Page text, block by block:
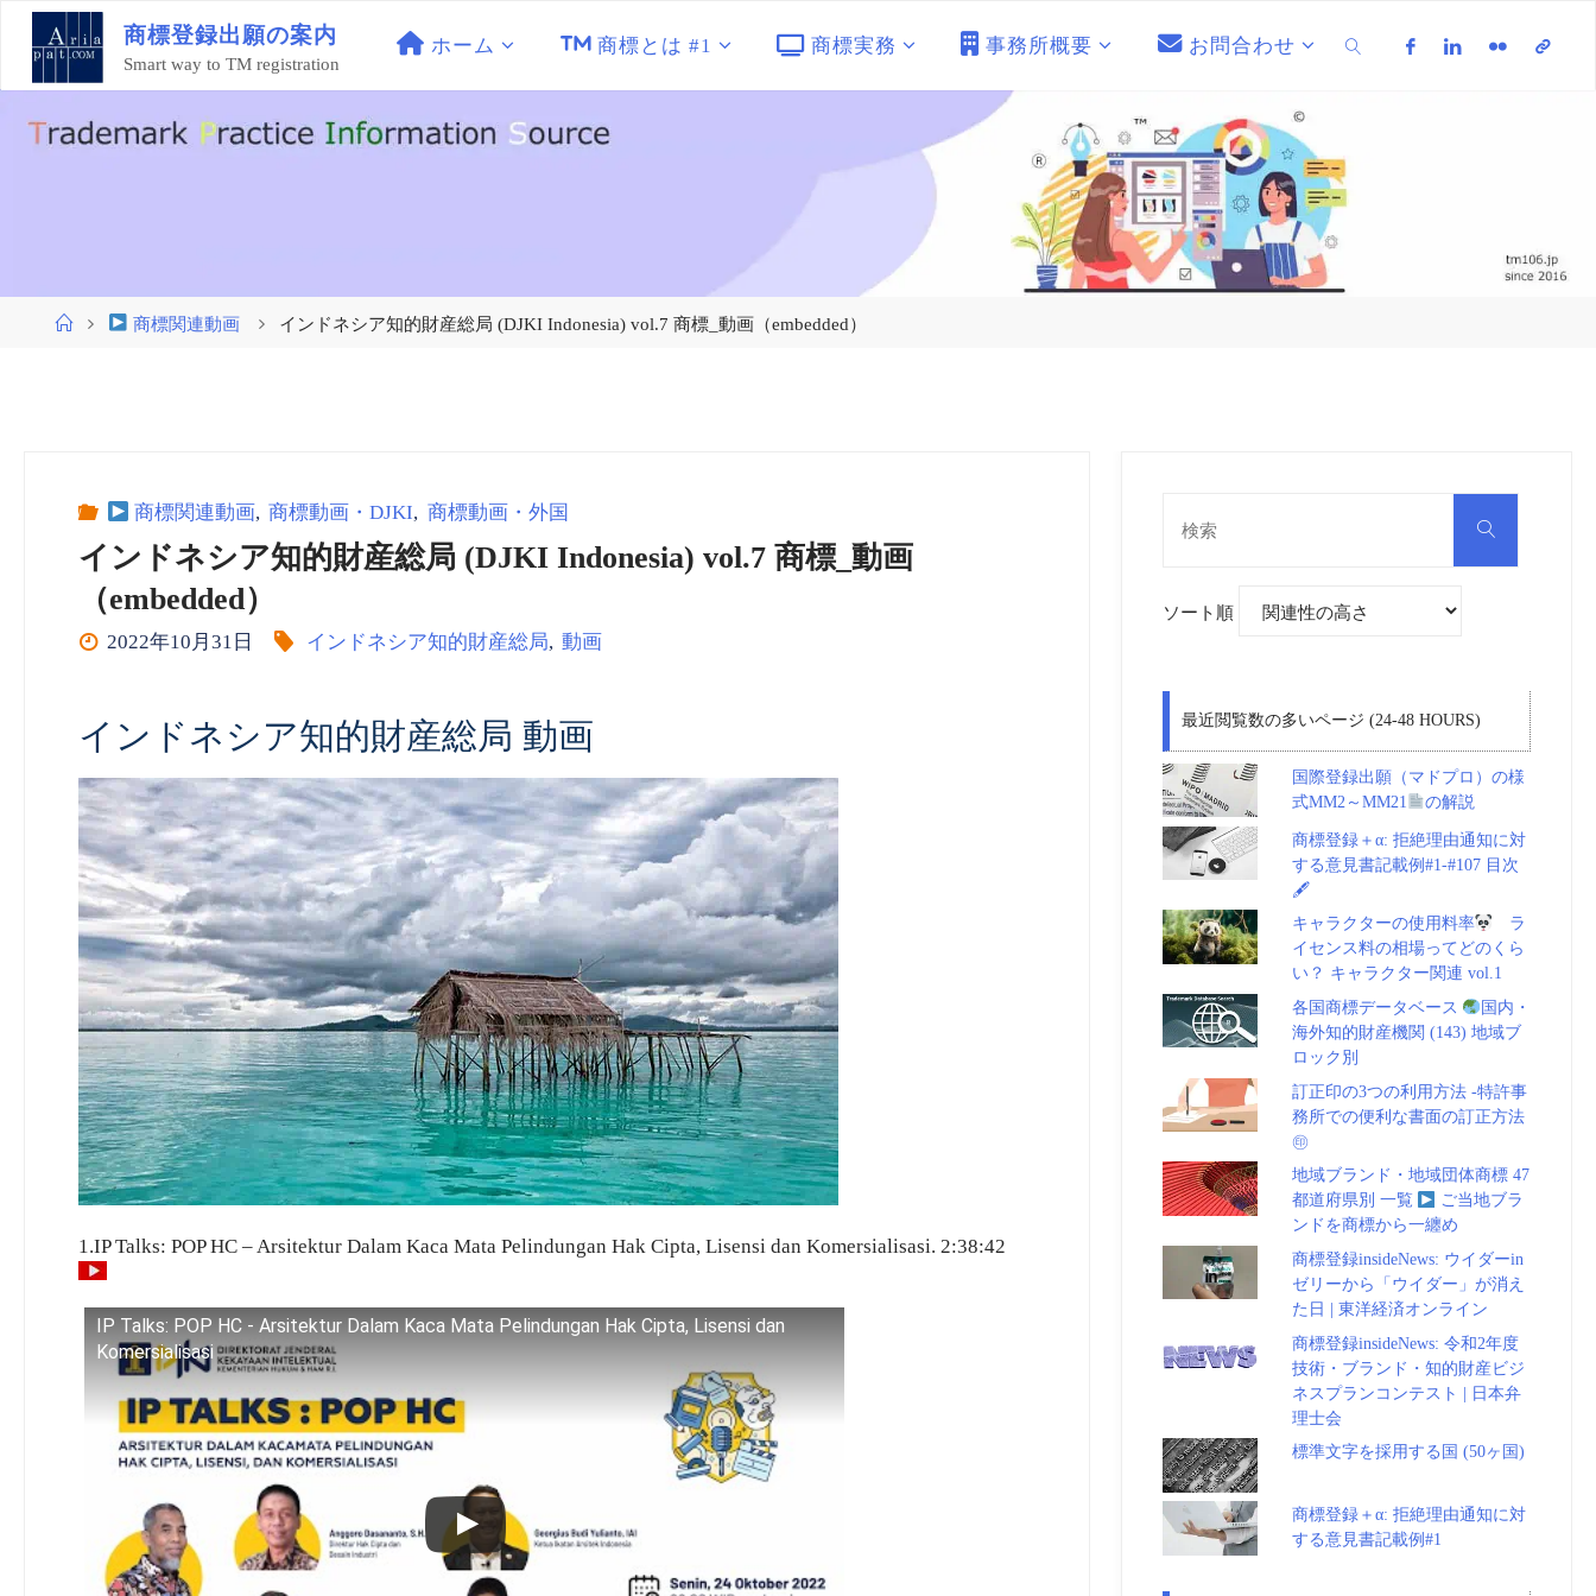
ン
商標登録出願の案内
Smart way to TM registration
ホーム 商標とは #1 商標実務 事務所概要 お問合わせ
ホ
商標関連動画 インドネシア知的財産総局 (DJKI Indonesia) vol.7 商標_動画（embedded）
商標関連動画, 商標動画・DJKI, 商標動画・外国
インドネシア知的財産総局 (DJKI Indonesia) vol.7 商標_動画
（embedded）
2022年10月31日 インドネシア知的財産総局, 動画
インドネシア知的財産総局 動画
1.IP Talks: POP HC – Arsitektur Dalam Kaca Mata Pelindungan Hak Cipta, Lisensi dan Komersialisasi. 2:38:42
IP Talks: POP HC - Arsitektur Dalam Kaca Mata Pelindungan Hak Cipta, Lisensi dan
Komersialisasi
検
ソート順
最近閲覧数の多いページ (24-48 HOURS)
国際登録出願（マドプロ）の様
式MM2～MM21
の解説
商標登録＋α: 拒絶理由通知に対
する意見書記載例#1-#107 目次
🖋
キャラクターの使用料率
ラ
イセンス料の相場ってどのくら
い？ キャラクター関連 vol.1
各国商標データベース
国内・
海外知的財産機関 (143) 地域ブ
ロック別
訂正印の3つの利用方法 -特許事
務所での便利な書面の訂正方法
㊞
地域ブランド・地域団体商標 47
都道府県別 一覧
ご当地ブラ
ンドを商標から一纏め
商標登録insideNews: ウイダーin
ゼリーから「ウイダー」が消え
た日 | 東洋経済オンライン
商標登録insideNews: 令和2年度
技術・ブランド・知的財産ビジ
ネスプランコンテスト | 日本弁
理士会
標準文字を採用する国 (50ヶ国)
商標登録＋α: 拒絶理由通知に対
する意見書記載例#1